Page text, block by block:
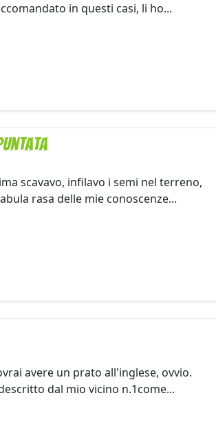
in questi casi, li ho...
scavavo, infilavo i semi nel terreno,
rasa delle mie conoscenze...
avere un prato all'inglese, ovvio.
dal mio vicino n.1come...